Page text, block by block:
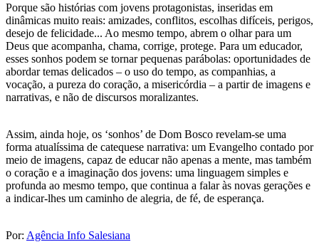
Porque são histórias com jovens protagonistas, inseridas em
dinâmicas muito reais: amizades, conflitos, escolhas difíceis, perigos,
desejo de felicidade... Ao mesmo tempo, abrem o olhar para um
Deus que acompanha, chama, corrige, protege. Para um educador,
esses sonhos podem se tornar pequenas parábolas: oportunidades de
abordar temas delicados – o uso do tempo, as companhias, a
vocação, a pureza do coração, a misericórdia – a partir de imagens e
narrativas, e não de discursos moralizantes.
Assim, ainda hoje, os ‘sonhos’ de Dom Bosco revelam-se uma
forma atualíssima de catequese narrativa: um Evangelho contado por
meio de imagens, capaz de educar não apenas a mente, mas também
o coração e a imaginação dos jovens: uma linguagem simples e
profunda ao mesmo tempo, que continua a falar às novas gerações e
a indicar-lhes um caminho de alegria, de fé, de esperança.
Por: Agência Info Salesiana